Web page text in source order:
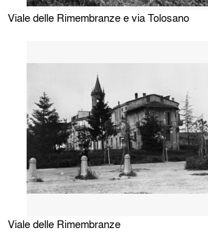
Viale delle Rimembranze e via Tolosano
Viale delle Rimembranze